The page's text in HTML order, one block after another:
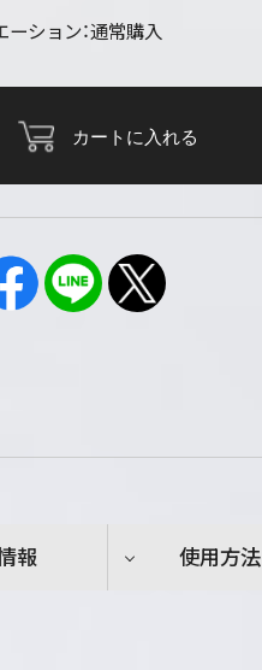
ション：通常購入
カートに入れる
報 使用方法